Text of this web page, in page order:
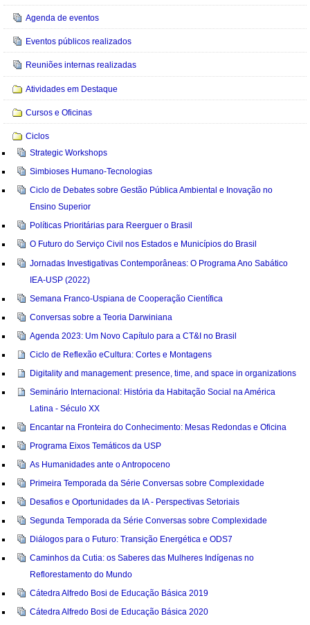
Agenda de eventos
Eventos públicos realizados
Reuniões internas realizadas
Atividades em Destaque
Cursos e Oficinas
Ciclos
Strategic Workshops
Simbioses Humano-Tecnologias
Ciclo de Debates sobre Gestão Pública Ambiental e Inovação no
Ensino Superior
Políticas Prioritárias para Reerguer o Brasil
O Futuro do Serviço Civil nos Estados e Municípios do Brasil
Jornadas Investigativas Contemporâneas: O Programa Ano Sabático
IEA-USP (2022)
Semana Franco-Uspiana de Cooperação Científica
Conversas sobre a Teoria Darwiniana
Agenda 2023: Um Novo Capítulo para a CT&I no Brasil
Ciclo de Reflexão eCultura: Cortes e Montagens
Digitality and management: presence, time, and space in organizations
Seminário Internacional: História da Habitação Social na América
Latina - Século XX
Encantar na Fronteira do Conhecimento: Mesas Redondas e Oficina
Programa Eixos Temáticos da USP
As Humanidades ante o Antropoceno
Primeira Temporada da Série Conversas sobre Complexidade
Desafios e Oportunidades da IA - Perspectivas Setoriais
Segunda Temporada da Série Conversas sobre Complexidade
Diálogos para o Futuro: Transição Energética e ODS7
Caminhos da Cutia: os Saberes das Mulheres Indígenas no
Reflorestamento do Mundo
Cátedra Alfredo Bosi de Educação Básica 2019
Cátedra Alfredo Bosi de Educação Básica 2020